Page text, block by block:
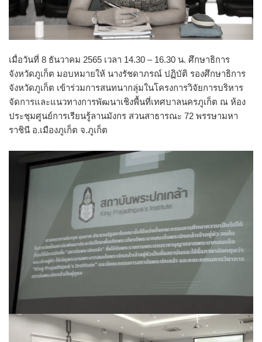
เมื่อวันที่ 8 ธันวาคม 2565 เวลา 14.30 – 16.30 น. ศึกษาธิการ
จังหวัดภูเก็ต มอบหมายให้ นางรัชดาภรณ์ ปฏิบัติ รองศึกษาธิการ
จังหวัดภูเก็ต เข้าร่วมการสนทนากลุ่มในโครงการวิจัยการบริหาร
จัดการและแนวทางการพัฒนาเชิงพื้นที่เทศบาลนครภูเก็ต ณ ห้อง
ประชุมศูนย์การเรียนรู้ลานมังกร สวนสาธารณะ 72 พรรษามหา
ราชินี อ.เมืองภูเก็ต จ.ภูเก็ต